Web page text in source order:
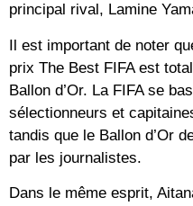
principal rival, Lamine
Il est important de noter
prix The Best FIFA est
Ballon d’Or. La FIFA se
sélectionneurs et
tandis que le Ballon d’Or
par les journalistes.
Dans le même esprit,